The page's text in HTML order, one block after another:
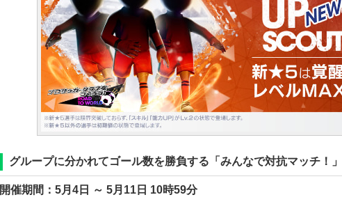
グループに分かれてゴール数を勝負する「みんなで対抗マッチ！
開催期間：5月4日 ～ 5月11日 10時59分